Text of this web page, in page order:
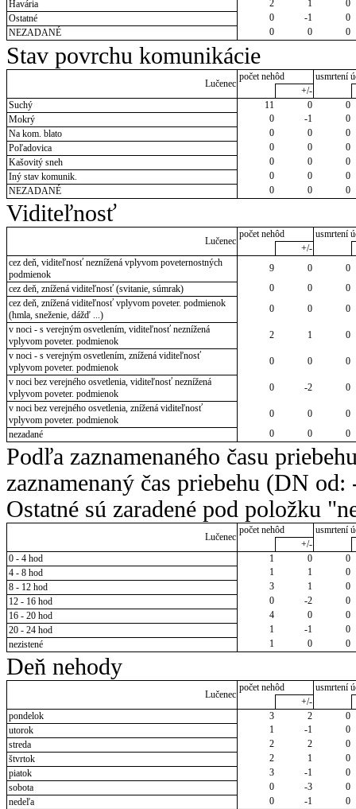
Havária 2 1
0
Ostatné
0 -1
0
NEZADANÉ
0 0 0
Stav povrchu komunikácie
Lučenec
počet nehôd
usmrtení
+/-
Suchý
11 0
0
Mokrý
0 -1
0
Na kom. blato
0 0
0
Poľadovica
0 0
0
Kašovitý sneh
0 0
0
Iný stav komunik.
0 0
0
NEZADANÉ
0 0 0
Viditeľnosť
Lučenec
počet nehôd
usmrtení
+/-
cez deň, viditeľnosť neznížená vplyvom poveternostných
podmienok
9 0
0
cez deň, znížená viditeľnosť (svitanie, súmrak)
0 0
0
cez deň, znížená viditeľnosť vplyvom poveter. podmienok
(hmla, sneženie, dážď ...)
0 0
0
v noci - s verejným osvetlením, viditeľnosť neznížená
vplyvom poveter. podmienok
2 1
0
v noci - s verejným osvetlením, znížená viditeľnosť
vplyvom poveter. podmienok
0 0
0
v noci bez verejného osvetlenia, viditeľnosť neznížená
vplyvom poveter. podmienok
0 -2
0
v noci bez verejného osvetlenia, znížená viditeľnosť
vplyvom poveter. podmienok
0 0
0
nezadané
0 0 0
Podľa zaznamenaného času
zaznamenaný čas priebehu (DN
Ostatné sú zaradené pod položku
Lučenec
počet nehôd
usmrtení
+/-
0 - 4 hod
1 0
0
4 - 8 hod
1 1
0
8 - 12 hod
3 1
0
12 - 16 hod
0 -2
0
16 - 20 hod
4 0
0
20 - 24 hod
1 -1
0
nezistené
1 0 0
Deň nehody
Lučenec
počet nehôd
usmrtení
+/-
pondelok
3 2
0
utorok
1 -1
0
streda
2 2
0
štvrtok
2 1
0
piatok
3 -1
0
sobota
0 -3
0
nedeľa
0 -1 0